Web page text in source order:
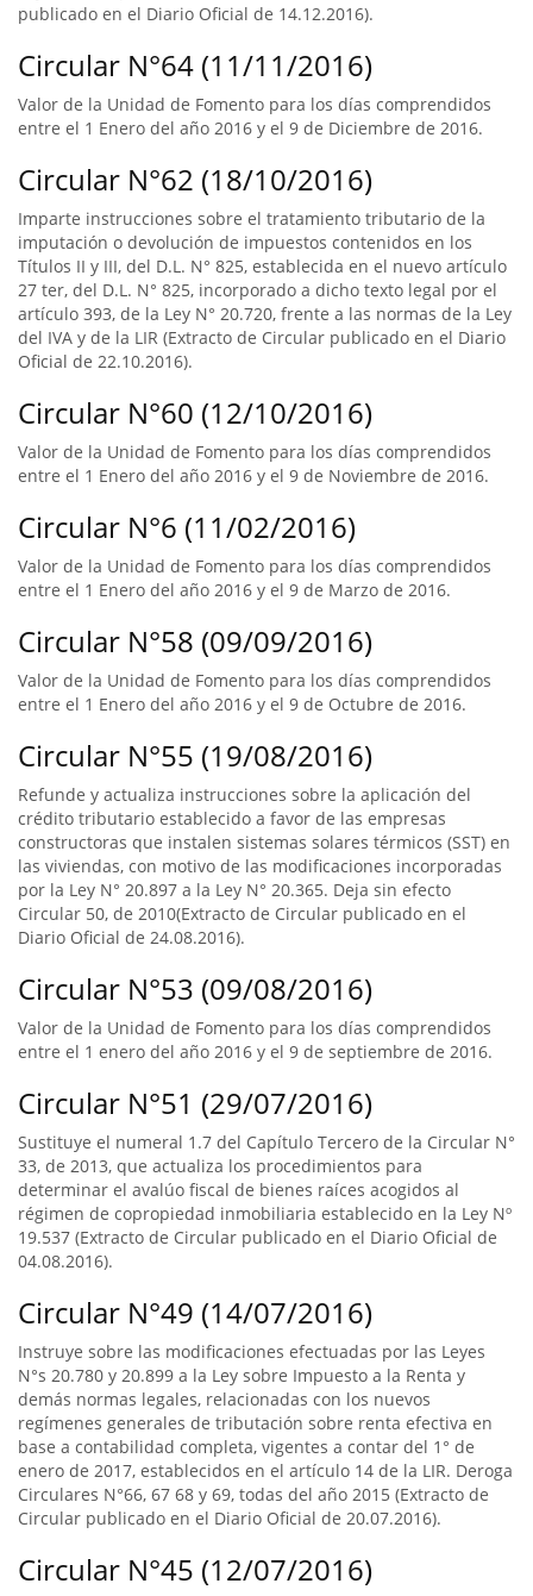
publicado en el Diario Oficial de 14.12.2016).
Circular N°64 (11/11/2016)
Valor de la Unidad de Fomento para los días comprendidos
entre el 1 Enero del año 2016 y el 9 de Diciembre de 2016.
Circular N°62 (18/10/2016)
Imparte instrucciones sobre el tratamiento tributario de la
imputación o devolución de impuestos contenidos en los
Títulos II y III, del D.L. N° 825, establecida en el nuevo artículo
27 ter, del D.L. N° 825, incorporado a dicho texto legal por el
artículo 393, de la Ley N° 20.720, frente a las normas de la Ley
del IVA y de la LIR (Extracto de Circular publicado en el Diario
Oficial de 22.10.2016).
Circular N°60 (12/10/2016)
Valor de la Unidad de Fomento para los días comprendidos
entre el 1 Enero del año 2016 y el 9 de Noviembre de 2016.
Circular N°6 (11/02/2016)
Valor de la Unidad de Fomento para los días comprendidos
entre el 1 Enero del año 2016 y el 9 de Marzo de 2016.
Circular N°58 (09/09/2016)
Valor de la Unidad de Fomento para los días comprendidos
entre el 1 Enero del año 2016 y el 9 de Octubre de 2016.
Circular N°55 (19/08/2016)
Refunde y actualiza instrucciones sobre la aplicación del
crédito tributario establecido a favor de las empresas
constructoras que instalen sistemas solares térmicos (SST) en
las viviendas, con motivo de las modificaciones incorporadas
por la Ley N° 20.897 a la Ley N° 20.365. Deja sin efecto
Circular 50, de 2010(Extracto de Circular publicado en el
Diario Oficial de 24.08.2016).
Circular N°53 (09/08/2016)
Valor de la Unidad de Fomento para los días comprendidos
entre el 1 enero del año 2016 y el 9 de septiembre de 2016.
Circular N°51 (29/07/2016)
Sustituye el numeral 1.7 del Capítulo Tercero de la Circular N°
33, de 2013, que actualiza los procedimientos para
determinar el avalúo fiscal de bienes raíces acogidos al
régimen de copropiedad inmobiliaria establecido en la Ley Nº
19.537 (Extracto de Circular publicado en el Diario Oficial de
04.08.2016).
Circular N°49 (14/07/2016)
Instruye sobre las modificaciones efectuadas por las Leyes
N°s 20.780 y 20.899 a la Ley sobre Impuesto a la Renta y
demás normas legales, relacionadas con los nuevos
regímenes generales de tributación sobre renta efectiva en
base a contabilidad completa, vigentes a contar del 1° de
enero de 2017, establecidos en el artículo 14 de la LIR. Deroga
Circulares N°66, 67 68 y 69, todas del año 2015 (Extracto de
Circular publicado en el Diario Oficial de 20.07.2016).
Circular N°45 (12/07/2016)